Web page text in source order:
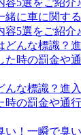
緒に車に関す
容5選をご紹介♪
んな標識？進
時の罰金や通